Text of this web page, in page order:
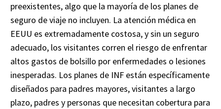
preexistentes, algo que la mayoría de los planes de
seguro de viaje no incluyen. La atención médica en
EEUU es extremadamente costosa, y sin un seguro
adecuado, los visitantes corren el riesgo de enfrentar
altos gastos de bolsillo por enfermedades o lesiones
inesperadas. Los planes de INF están específicamente
diseñados para padres mayores, visitantes a largo
plazo, padres y personas que necesitan cobertura para